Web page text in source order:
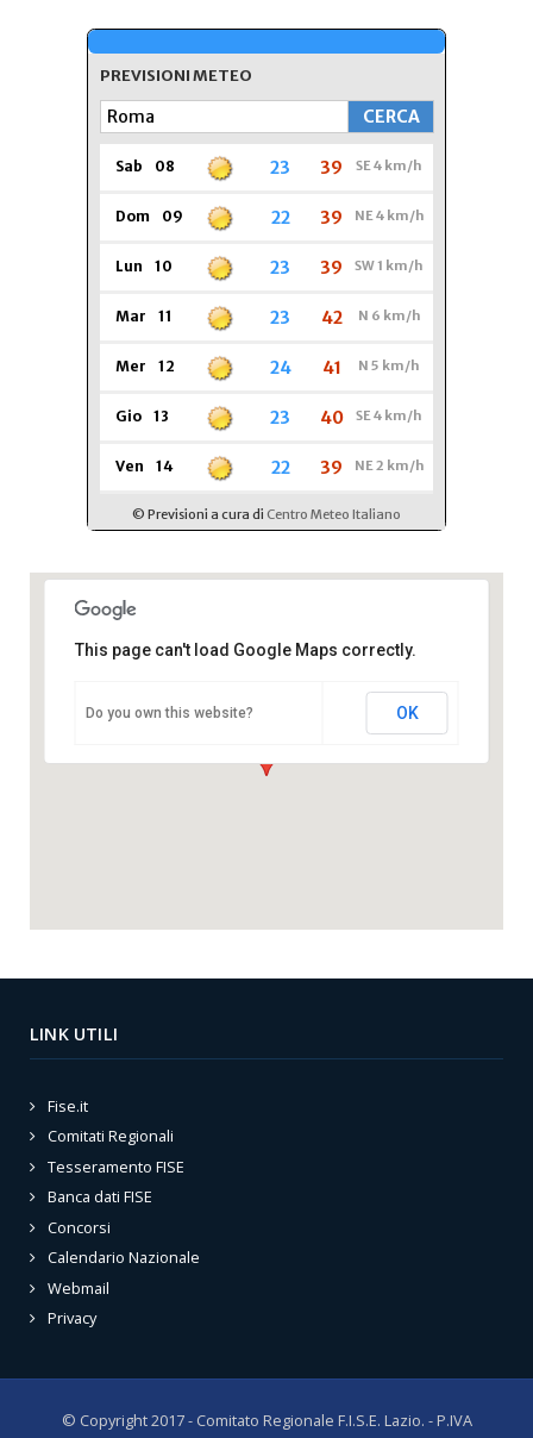
Comitato Regionale FISE Lazio
This page can't load Google Maps correctly.
Do you own this website? OK
LINK UTILI
Fise.it
Comitati Regionali
Tesseramento FISE
Banca dati FISE
Concorsi
Calendario Nazionale
Webmail
Privacy
© Copyright 2017 - Comitato Regionale F.I.S.E. Lazio. - P.IVA